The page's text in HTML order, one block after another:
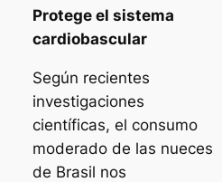
Protege el sistema
cardiobascular
Según recientes
investigaciones
científicas, el consumo
moderado de las nueces
de Brasil nos